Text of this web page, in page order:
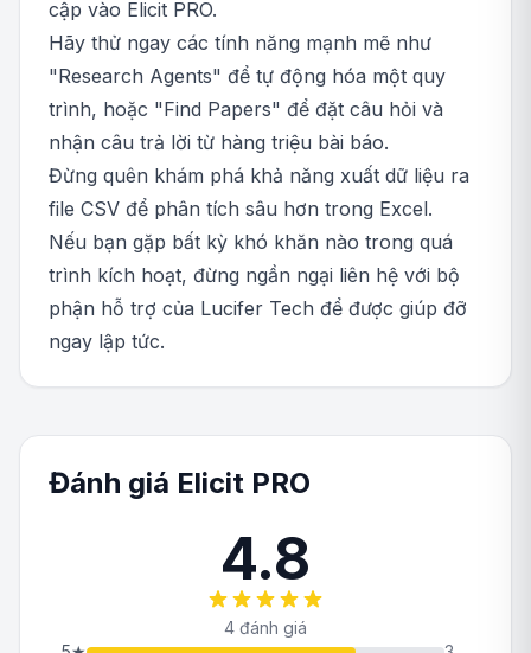
cập vào Elicit PRO.
Hãy thử ngay các tính năng mạnh mẽ như
"Research Agents" để tự động hóa một quy
trình, hoặc "Find Papers" để đặt câu hỏi và
nhận câu trả lời từ hàng triệu bài báo.
Đừng quên khám phá khả năng xuất dữ liệu ra
file CSV để phân tích sâu hơn trong Excel.
Nếu bạn gặp bất kỳ khó khăn nào trong quá
trình kích hoạt, đừng ngần ngại liên hệ với bộ
phận hỗ trợ của Lucifer Tech để được giúp đỡ
ngay lập tức.
Đánh giá Elicit PRO
4.8
4 đánh giá